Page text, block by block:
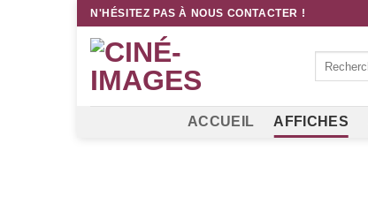
Passer
contenu
N'HÉSITEZ PAS À NOUS CONTACTER !
ACCUEIL AFFICHES